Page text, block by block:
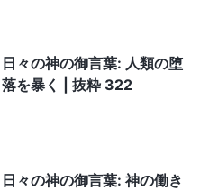
日々の神の御言葉: 人類の堕
落を暴く | 抜粋 322
日々の神の御言葉: 神の働き